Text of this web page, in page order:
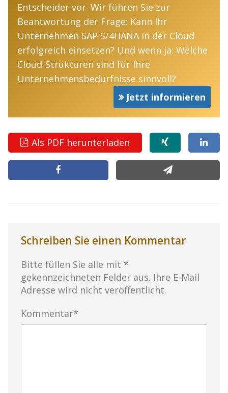
Entscheider vor. Wir führen Sie zur
Beantwortung der Frage: Kann Ihr
Unternehmen SAP S/4HANA in der Cloud
erfolgreich einsetzen? Und wenn ja: Welche
Cloud-Strukturen sind für Ihre
Unternehmensbedürfnisse sinnvoll?
Jetzt informieren
Als PDF herunterladen
Schreiben Sie einen Kommentar
Bitte füllen Sie alle mit *
gekennzeichneten Felder aus. Ihre E-Mail
Adresse wird nicht veröffentlicht.
Kommentar*